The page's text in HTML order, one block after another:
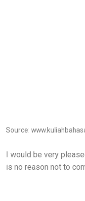
Source:
I would be very
is no reason not to